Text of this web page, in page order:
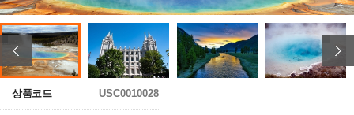
상품코드 USC0010028